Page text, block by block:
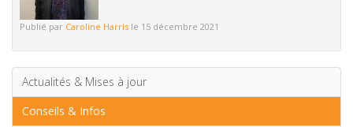
Publié par Caroline Harris le 15 décembre 2021
Actualités & Mises à jour
Conseils & Infos